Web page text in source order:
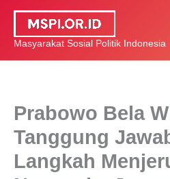
Skip
contentMasyarakat Sosial Politik Indonesia
Prabowo Bela
Tanggung
Langkah